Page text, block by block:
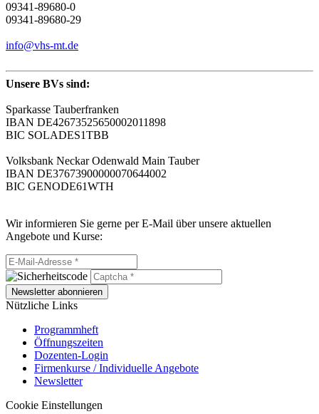
09341-89680-0
09341-89680-29
info@vhs-mt.de
Unsere BVs sind:
Sparkasse Tauberfranken
IBAN DE42673525650002011898
BIC SOLADES1TBB
Volksbank Neckar Odenwald Main Tauber
IBAN DE37673900000070644002
BIC GENODE61WTH
Wir informieren Sie gerne per E-Mail über unsere aktuellen
Angebote und Kurse:
Newsletter abonnieren
Nützliche Links
Programmheft
Öffnungszeiten
Dozenten-Login
Firmenkurse / Individuelle Angebote
Newsletter
Cookie Einstellungen